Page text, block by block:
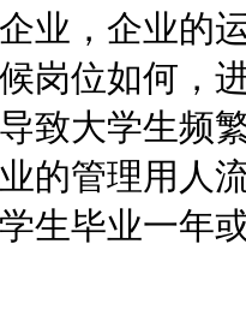
业，企业的
岗位如何，
致大学生频
的管理用人
生毕业一年